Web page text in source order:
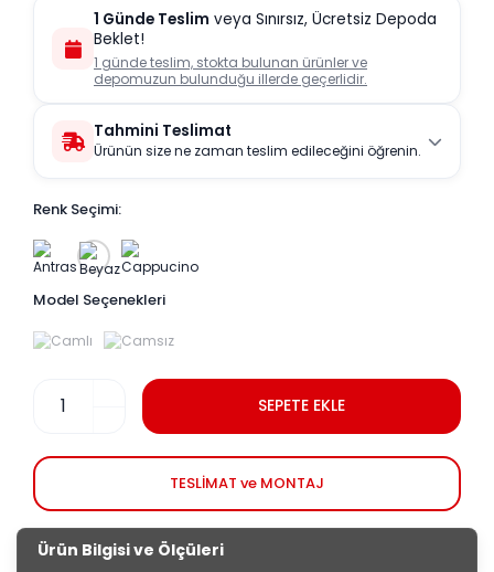
1 Günde Teslim veya Sınırsız, Ücretsiz Depoda
Beklet!
1 günde teslim, stokta bulunan ürünler ve
depomuzun bulunduğu illerde geçerlidir.
Tahmini Teslimat
Ürünün size ne zaman teslim edileceğini öğrenin.
Renk Seçimi:
Model Seçenekleri
SEPETE EKLE
TESLİMAT ve MONTAJ
Ürün Bilgisi ve Ölçüleri